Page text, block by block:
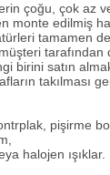
çoğu, çok az
monte edilmiş
tamamen
tarafından
birini satın
takılması
pişirme
halojen ışıklar.